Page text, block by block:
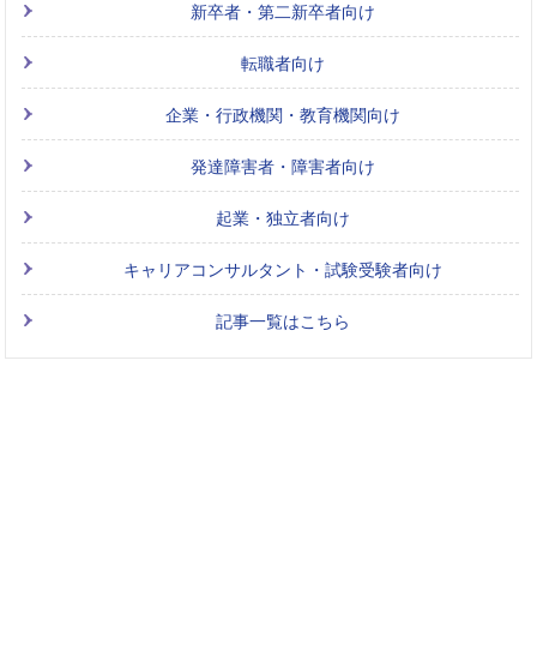
新卒者・第二新卒者向け
転職者向け
企業・行政機関・教育機関向け
発達障害者・障害者向け
起業・独立者向け
キャリアコンサルタント・試験受験者向け
記事一覧はこちら